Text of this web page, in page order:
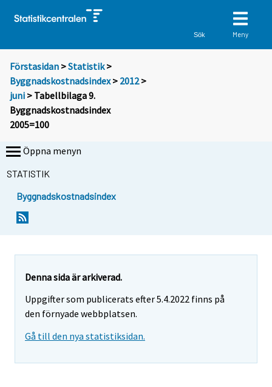
Sök Meny
Förstasidan >Statistik >
Byggnadskostnadsindex> 2012>
juni > Tabellbilaga 9.
Byggnadskostnadsindex
2005=100
Öppna menyn
STATISTIK
Byggnadskostnadsindex
Denna sida är arkiverad.
Uppgifter som publicerats efter 5.4.2022 finns på
den förnyade webbplatsen.
Gå till den nya statistiksidan.